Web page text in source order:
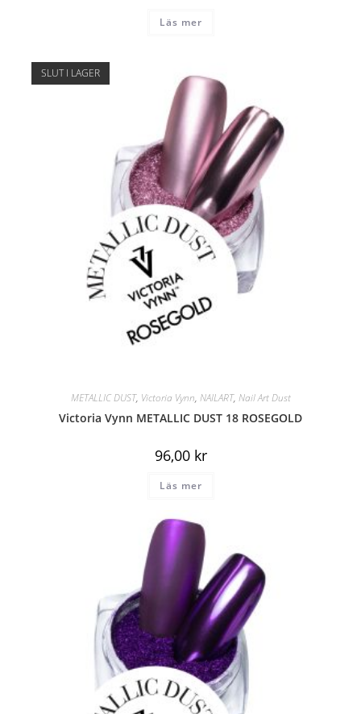
Läs mer
SLUT I LAGER
METALLIC DUST, Victoria Vynn, NAILART, Nail Art Dust
Victoria Vynn METALLIC DUST 18 ROSEGOLD
96,00 kr
Läs mer